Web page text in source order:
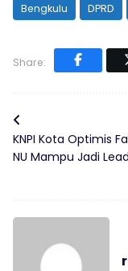
Bengkulu DPRD
Share:
KNPI Kota Optimis
NU Mampu Jadi